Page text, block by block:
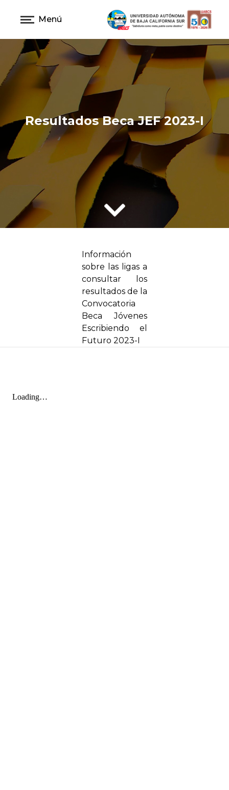
Menú
Resultados Beca JEF 2023-I
Información
sobre las ligas a
consultar los
resultados de la
Convocatoria
Beca Jóvenes
Escribiendo el
Futuro 2023-I